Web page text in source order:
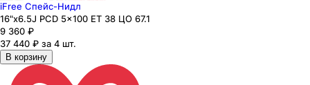
iFree Спейс-Нидл
16"x6.5J PCD 5x100 ЕТ 38 ЦО 67.1
9 360 ₽
37 440 ₽ за 4 шт.
В корзину